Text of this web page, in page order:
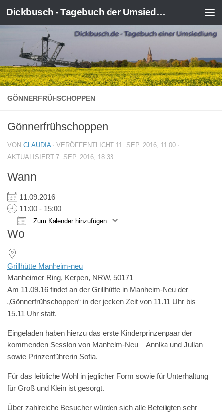
Zum Inhalt springen Dickbusch - Tagebuch der Umsiedlung von Kerpen-Manheim
GÖNNERFRÜHSCHOPPEN
Gönnerfrühschoppen
VON CLAUDIA · VERÖFFENTLICHT 11. SEP. 2016, 11:00 ·
AKTUALISIERT 7. SEP. 2016, 18:33
Wann
11.09.2016
11:00 - 15:00
Zum Kalender hinzufügen
Wo
Grillhütte Manheim-neu
Manheimer Ring, Kerpen, NRW, 50171
Am 11.09.16 findet an der Grillhütte in Manheim-Neu der
„Gönnerfrühschoppen“ in der jecken Zeit von 11.11 Uhr bis
15.11 Uhr statt.
Eingeladen haben hierzu das erste Kinderprinzenpaar der
kommenden Session von Manheim-Neu – Annika und Julian –
sowie Prinzenführerin Sofia.
Für das leibliche Wohl in jeglicher Form sowie für Unterhaltung
für Groß und Klein ist gesorgt.
Über zahlreiche Besucher würden sich alle Beteiligten sehr